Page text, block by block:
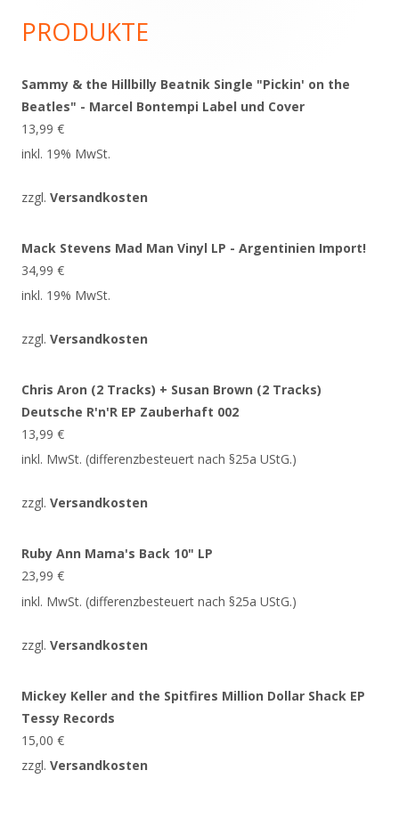
Seitenleiste
PRODUKTE
Sammy & the Hillbilly Beatnik Single "Pickin' on the
Beatles" - Marcel Bontempi Label und Cover
13,99 €
inkl. 19% MwSt.
zzgl. Versandkosten
Mack Stevens Mad Man Vinyl LP - Argentinien Import!
34,99 €
inkl. 19% MwSt.
zzgl. Versandkosten
Chris Aron (2 Tracks) + Susan Brown (2 Tracks)
Deutsche R'n'R EP Zauberhaft 002
13,99 €
inkl. MwSt. (differenzbesteuert nach §25a UStG.)
zzgl. Versandkosten
Ruby Ann Mama's Back 10" LP
23,99 €
inkl. MwSt. (differenzbesteuert nach §25a UStG.)
zzgl. Versandkosten
Mickey Keller and the Spitfires Million Dollar Shack EP
Tessy Records
15,00 €
zzgl. Versandkosten